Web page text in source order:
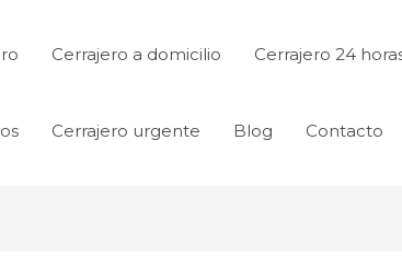
Cerrajero a domicilio Cerrajero 24
Cerrajero urgente Blog Contacto